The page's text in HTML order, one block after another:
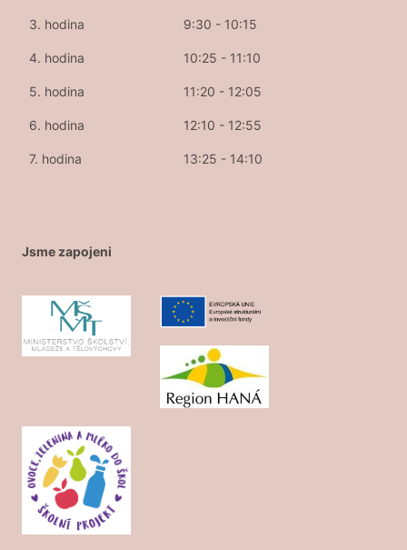
3. hodina 9:30 - 10:15
4. hodina 10:25 - 11:10
5. hodina 11:20 - 12:05
6. hodina 12:10 - 12:55
7. hodina 13:25 - 14:10
Jsme zapojeni